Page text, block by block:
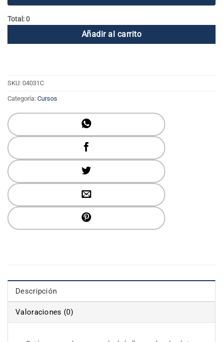
Total: 0
Añadir al carrito
SKU: 04031C
Categoría: Cursos
Descripción
Valoraciones (0)